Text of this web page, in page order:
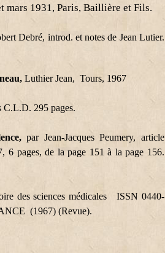
mars 1931, Paris, Baillière et Fils.
Debré, introd. et notes de Jean Lutier.
Luthier Jean, Tours, 1967
295 pages.
par Jean-Jacques Peumery, article
6 pages, de la page 151 à la page 156.
des sciences médicales ISSN 0440-
(1967) (Revue).